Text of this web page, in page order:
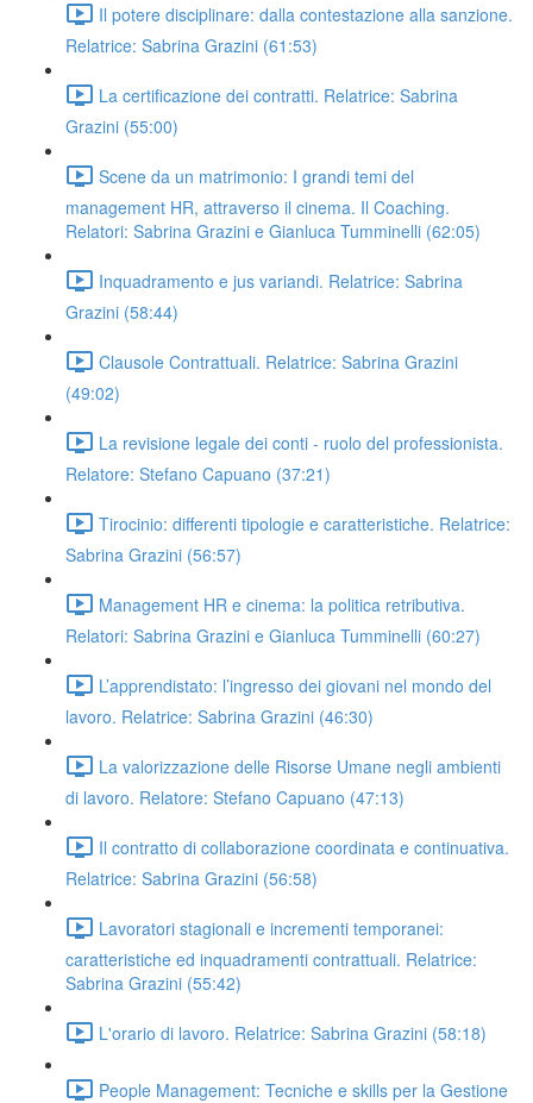
Il potere disciplinare: dalla contestazione alla sanzione.
Relatrice: Sabrina Grazini (61:53)
La certificazione dei contratti. Relatrice: Sabrina
Grazini (55:00)
Scene da un matrimonio: I grandi temi del
management HR, attraverso il cinema. Il Coaching.
Relatori: Sabrina Grazini e Gianluca Tumminelli (62:05)
Inquadramento e jus variandi. Relatrice: Sabrina
Grazini (58:44)
Clausole Contrattuali. Relatrice: Sabrina Grazini
(49:02)
La revisione legale dei conti - ruolo del professionista.
Relatore: Stefano Capuano (37:21)
Tirocinio: differenti tipologie e caratteristiche. Relatrice:
Sabrina Grazini (56:57)
Management HR e cinema: la politica retributiva.
Relatori: Sabrina Grazini e Gianluca Tumminelli (60:27)
L’apprendistato: l’ingresso dei giovani nel mondo del
lavoro. Relatrice: Sabrina Grazini (46:30)
La valorizzazione delle Risorse Umane negli ambienti
di lavoro. Relatore: Stefano Capuano (47:13)
Il contratto di collaborazione coordinata e continuativa.
Relatrice: Sabrina Grazini (56:58)
Lavoratori stagionali e incrementi temporanei:
caratteristiche ed inquadramenti contrattuali. Relatrice:
Sabrina Grazini (55:42)
L'orario di lavoro. Relatrice: Sabrina Grazini (58:18)
People Management: Tecniche e skills per la Gestione